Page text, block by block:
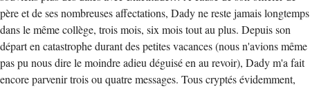
père et de ses nombreuses affectations, Dady ne reste jamais longtemps
dans le même collège, trois mois, six mois tout au plus. Depuis son
départ en catastrophe durant des petites vacances (nous n'avions même
pas pu nous dire le moindre adieu déguisé en au revoir), Dady m'a fait
encore parvenir trois ou quatre messages. Tous cryptés évidemment,